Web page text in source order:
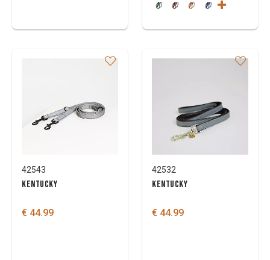
42543
KENTUCKY
€ 44.99
42532
KENTUCKY
€ 44.99